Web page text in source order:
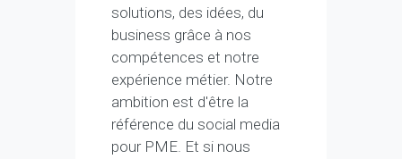
solutions, des idées, du
business grâce à nos
compétences et notre
expérience métier. Notre
ambition est d'être la
référence du social media
pour PME. Et si nous